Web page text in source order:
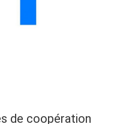
de coopération